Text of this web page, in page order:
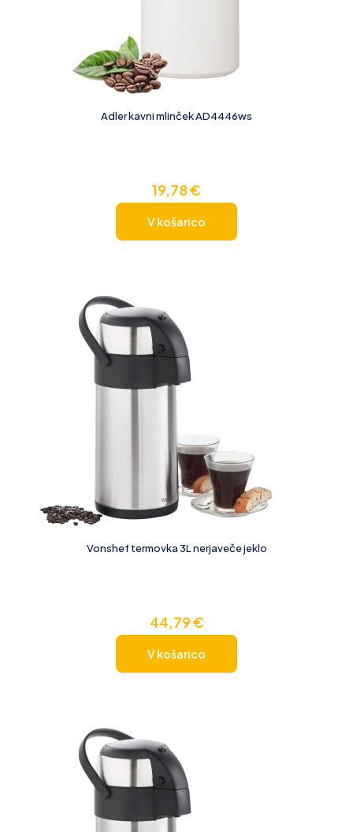
Adler kavni mlinček AD4446ws
19,78€
V košarico
Vonshef termovka 3L nerjaveče jeklo
44,79€
V košarico